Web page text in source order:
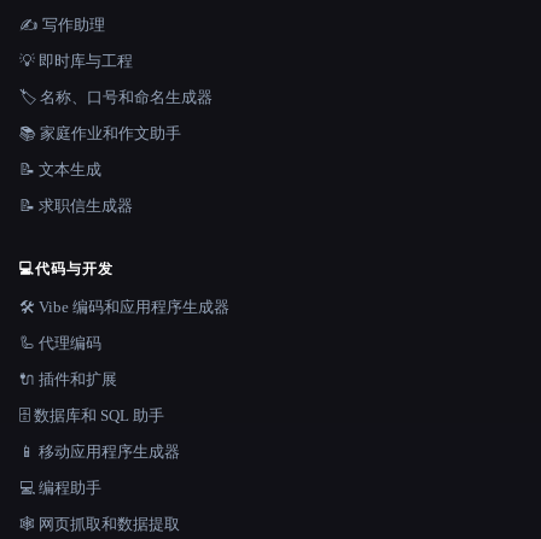
✍️ 写作助理
💡 即时库与工程
🏷️ 名称、口号和命名生成器
📚 家庭作业和作文助手
📝 文本生成
📝 求职信生成器
💻代码与开发
🛠️ Vibe 编码和应用程序生成器
🦾 代理编码
🔌 插件和扩展
🗄️ 数据库和 SQL 助手
📱 移动应用程序生成器
💻 编程助手
🕸️ 网页抓取和数据提取